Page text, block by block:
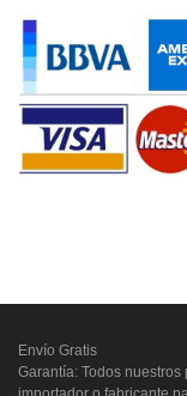
Envío Gratis
Garantía: Todos